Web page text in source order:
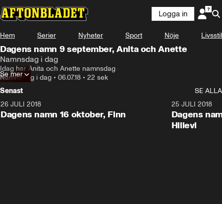
Logga in
Hem Serier Nyheter Sport Nöje Livsstil
Dagens namn 9 september, Anita och Anette
Namnsdag i dag
Idag har Anita och Anette namnsdag
Namnsdag i dag • 06.07.18 • 22 sek
Se mer
Senast
SE ALLA
26 JULI 2018
Dagens namn 16 oktober, Finn
25 JULI 2018
Dagens
Hillevi